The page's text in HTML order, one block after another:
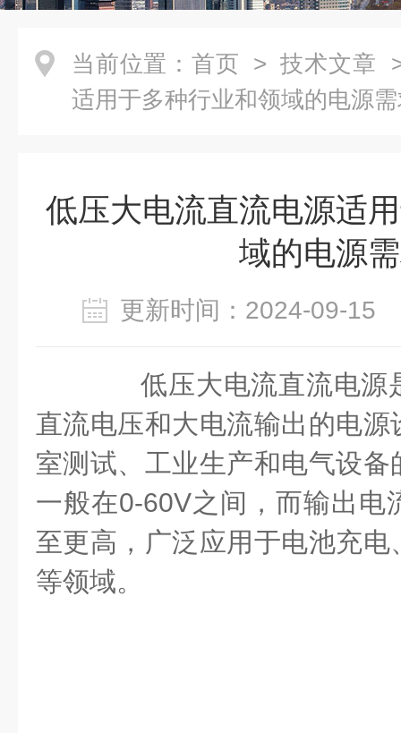
当前位置： 首页 > 技术文章
适用于多种行业和领域的电源
低压大电流直流电源适
域的电源
更新时间：2024-09-
低压大电流直流电源
直流电压和大电流输出的电
室测试、工业生产和电气设
一般在0-60V之间，而输出电
至更高，广泛应用于电池充
等领域。